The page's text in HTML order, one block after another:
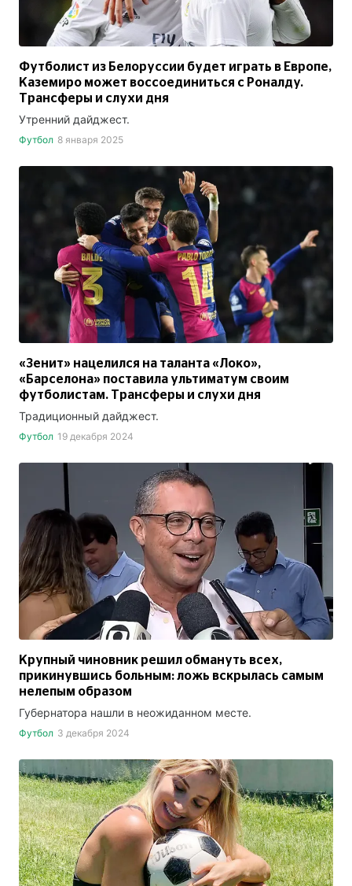
Футболист из Белоруссии будет играть в Европе,
Каземиро может воссоединиться с Роналду.
Трансферы и слухи дня
Утренний дайджест.
Футбол 8 января 2025
«Зенит» нацелился на таланта «Локо»,
«Барселона» поставила ультиматум своим
футболистам. Трансферы и слухи дня
Традиционный дайджест.
Футбол 19 декабря 2024
Крупный чиновник решил обмануть всех,
прикинувшись больным: ложь вскрылась самым
нелепым образом
Губернатора нашли в неожиданном месте.
Футбол 3 декабря 2024